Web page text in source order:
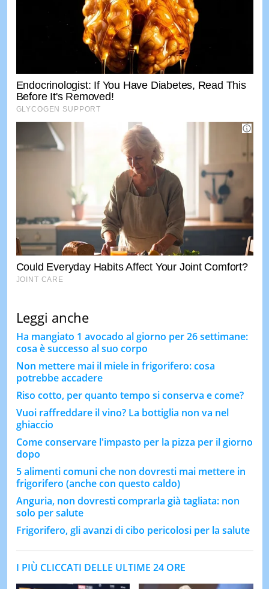
Leggi anche
Ha mangiato 1 avocado al giorno per 26 settimane:
cosa è successo al suo corpo
Non mettere mai il miele in frigorifero: cosa
potrebbe accadere
Riso cotto, per quanto tempo si conserva e come?
Vuoi raffreddare il vino? La bottiglia non va nel
ghiaccio
Come conservare l'impasto per la pizza per il giorno
dopo
5 alimenti comuni che non dovresti mai mettere in
frigorifero (anche con questo caldo)
Anguria, non dovresti comprarla già tagliata: non
solo per salute
Frigorifero, gli avanzi di cibo pericolosi per la salute
I PIÙ CLICCATI DELLE ULTIME 24 ORE